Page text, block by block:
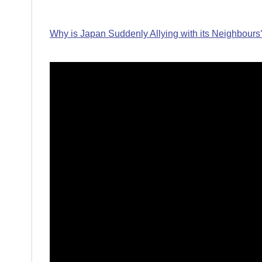
Why is Japan Suddenly Allying with its